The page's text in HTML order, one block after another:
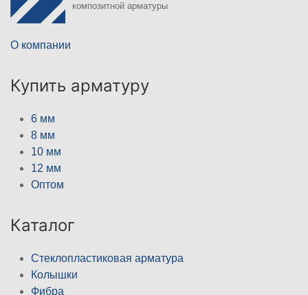
композитной арматуры
О компании
Купить арматуру
6 мм
8 мм
10 мм
12 мм
Оптом
Каталог
Стеклопластиковая арматура
Колышки
Фибра